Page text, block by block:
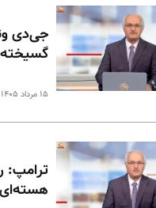
جی‌دی
۱۵ مرداد ۱۴۰۵
ترامپ: